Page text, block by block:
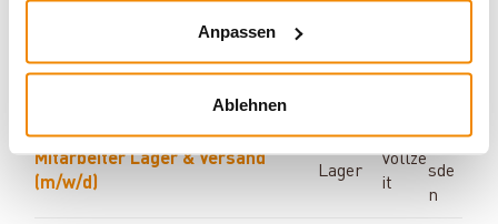
Anpassen
Ablehnen
Werkstudent Lager & Logistik
Lager
Teilze
sde
Mitarbeiter Lager & Versand
(m/w/d)
Lager
Vollze
it
sde
n